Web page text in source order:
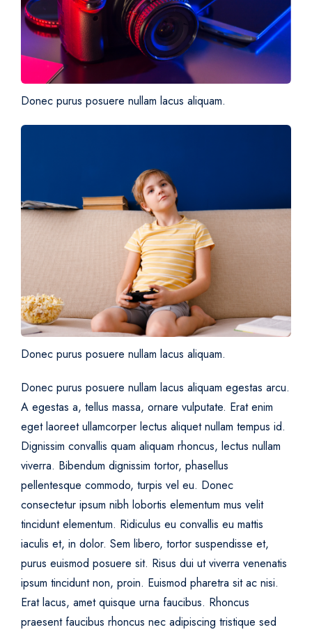
Donec purus posuere nullam lacus aliquam.
Donec purus posuere nullam lacus aliquam.
Donec purus posuere nullam lacus aliquam egestas arcu.
A egestas a, tellus massa, ornare vulputate. Erat enim
eget laoreet ullamcorper lectus aliquet nullam tempus id.
Dignissim convallis quam aliquam rhoncus, lectus nullam
viverra. Bibendum dignissim tortor, phasellus
pellentesque commodo, turpis vel eu. Donec
consectetur ipsum nibh lobortis elementum mus velit
tincidunt elementum. Ridiculus eu convallis eu mattis
iaculis et, in dolor. Sem libero, tortor suspendisse et,
purus euismod posuere sit. Risus dui ut viverra venenatis
ipsum tincidunt non, proin. Euismod pharetra sit ac nisi.
Erat lacus, amet quisque urna faucibus. Rhoncus
praesent faucibus rhoncus nec adipiscing tristique sed